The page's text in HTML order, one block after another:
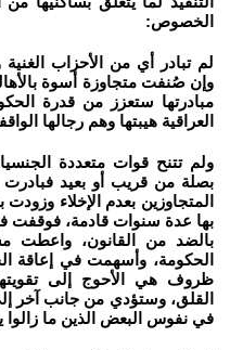
الخصوص:
لم تبادر أي من الأحزاب
وإن صُنفت متجاوزة أسوة
مبادرتها ستعزز من قدرة
العراقية هيبتها وهم رجالها
ولم تتنح قوات متعددة
بصلة من قريب أو بعيد فبادرت
المتجاوزين بعدم الإخلاء
بها عدة سنوات قادمة، فوقفت
بالضد من القانون، واعطت
الحكومة، وأسهمت في إعاقة
ظروف هي الأحوج إلى
القلق، وستؤدي من جانب آخر
في نفوس البعض الذين ما زالوا